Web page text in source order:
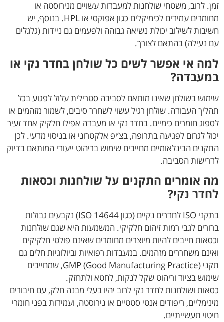
זמן. לרוב, משטחי שולחנות למעבדות עשויים מנירוסטה או
מחומרים עמידים לכימיקלים כגון אפוקסי או HPL. בנוסף, יש
חשיבות לשילוב יכולת נשיאה גבוהה ולפעמים גם ניידות (גלגלים
עם נעילה) בהתאם לצורך.
למה אי אפשר לשים כל שולחן בחדר נקי או
במעבדה?
שימוש בשולחן שאינו מותאם לסביבה סטרילית עלול לפגוע בכל
תהליך העבודה. שולחן רגיל עשוי לשחרר סיבים, לשמור מזהמים או
לספוג חומרים כימיים. בחדר נקי או מעבדה אפילו חלקיק אחד זעיר
יכול לגרום לפגיעה בתרופה, בצ’יפ אלקטרוני או בניסוי מדעי. לכן
התקנים הבינלאומיים מחייבים שימוש בריהוט ייעודי המותאם בדיוק
לדרישות הסביבה.
מה אומרים התקנים על שולחנות וכסאות
לחדר נקי?
בתקני ISO לחדרים נקיים (כגון ISO 14644) נקבעים גבולות
ברורים לגבי רמות זיהום חלקיקי. המשמעות היא שגם שולחנות
וכסאות חייבים להיות מיוצרים מחומרים שאינם פולטי חלקיקים
ואינם משחררים מזהמים. במעבדות רפואיות וביולוגיות חלים גם
תקני GMP (Good Manufacturing Practice), שמחייבים
שימוש בציוד וריהוט שקל לנקות, לחטא ולתחזק.
כסאות ושולחנות לחדר נקי לרוב יהיו בעלי מבנה חלק, עם חיבורים
מינימליים, ריפודים אנטי סטטיים או נירוסטה, ועמידות בפני חומרי
חיטוי תעשייתיים.